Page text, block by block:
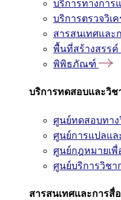
บริการทางการ
บริการตรวจวิเ
สารสนเทศและ
พื้นที่สร้างสรรค์
พิพิธภัณฑ์
บริการทดสอบและวิช
ศูนย์ทดสอบทาง
ศูนย์การแปลแล
ศูนย์กฎหมายเ
ศูนย์บริการวิช
สารสนเทศและการสื่